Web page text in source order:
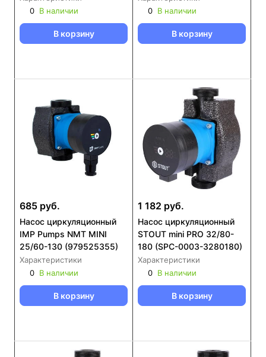
0 В наличии
В корзину
0 В наличии
В корзину
685 руб.
Насос циркуляционный
IMP Pumps NMT MINI
25/60-130 (979525355)
Характеристики
0 В наличии
В корзину
1 182 руб.
Насос циркуляционный
STOUT mini PRO 32/80-
180 (SPC-0003-3280180)
Характеристики
0 В наличии
В корзину